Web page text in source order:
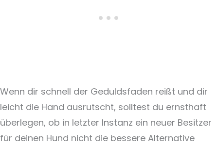
Wenn dir schnell der Geduldsfaden reißt und dir
leicht die Hand ausrutscht, solltest du ernsthaft
überlegen, ob in letzter Instanz ein neuer Besitzer
für deinen Hund nicht die bessere Alternative